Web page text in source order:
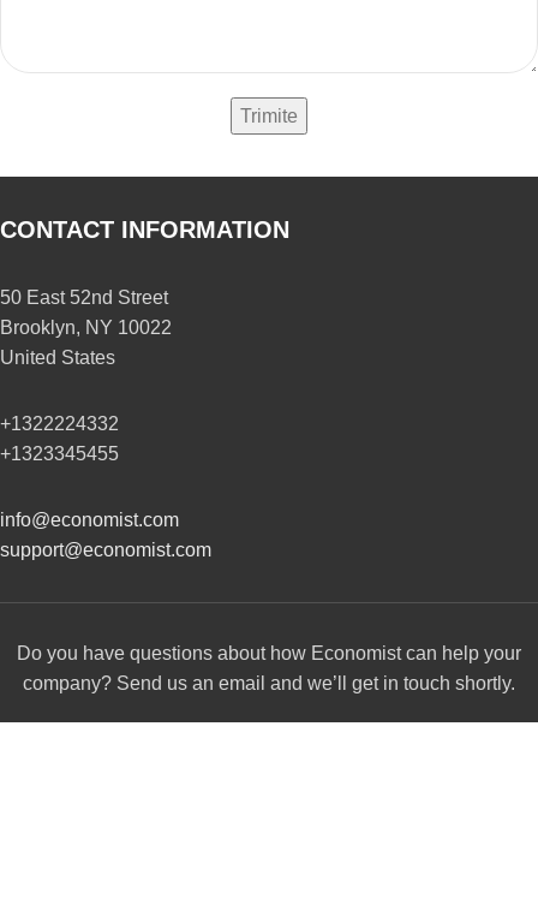
CONTACT INFORMATION
50 East 52nd Street
Brooklyn, NY 10022
United States
+1322224332
+1323345455
info@economist.com
support@economist.com
Do you have questions about how Economist can help your
company? Send us an email and we’ll get in touch shortly.